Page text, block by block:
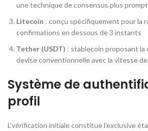
une technique de consensus plus
Litecoin : conçu spécifiquement pour la
confirmations en dessous de 3 instants
Tether (USDT) : stablecoin proposant la
devise conventionnelle avec la vitesse
Système de
profil
L’vérification initiale constitue l’exclusive